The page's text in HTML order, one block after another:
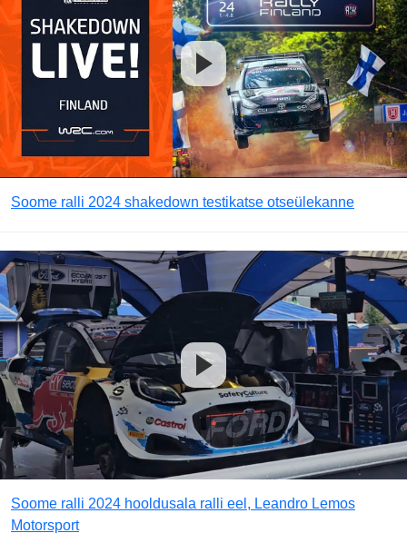
Soome ralli 2024 shakedown testikatse otseülekanne
Soome ralli 2024 hooldusala ralli eel, Leandro Lemos
Motorsport